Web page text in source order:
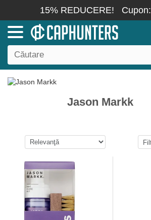
15% REDUCERE! Cupon:
Jason Markk